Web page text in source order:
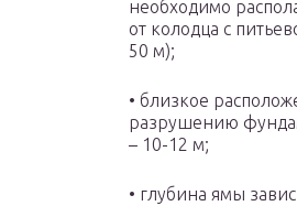
необходимо
от колодца с
50 м);
• близкое
разрушению
– 10-12 м;
• глубина ямы